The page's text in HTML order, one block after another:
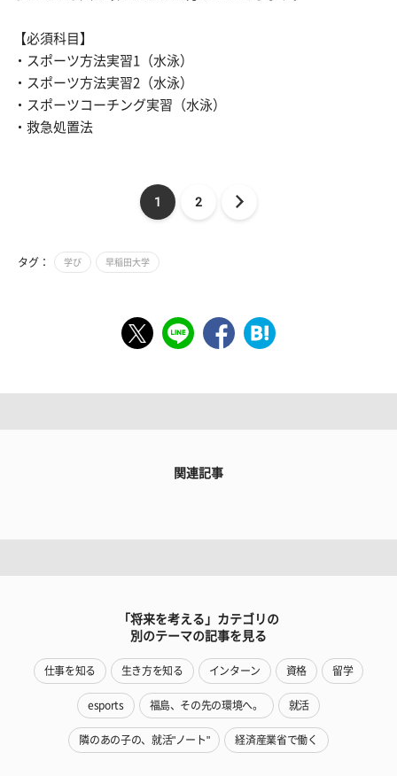
【必須科目】
・スポーツ方法実習1（水泳）
・スポーツ方法実習2（水泳）
・スポーツコーチング実習（水泳）
・救急処置法
1 2
タグ： 学び 早稲田大学
関連記事
「将来を考える」カテゴリの
別のテーマの記事を見る
仕事を知る 生き方を知る インターン 資格 留学
esports 福島、その先の環境へ。 就活
隣のあの子の、就活"ノート" 経済産業省で働く